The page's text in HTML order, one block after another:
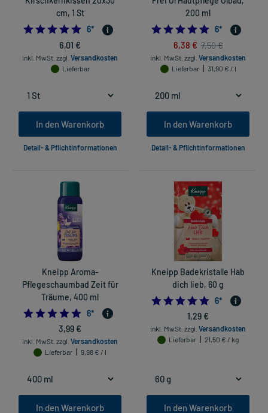
cm, 1 St
5.0
6*
6,01 €
inkl. MwSt. zzgl. Versandkosten
Lieferbar
In den Warenkorb
Detail- & Pflichtinformationen
200 ml
5.0
6*
6,38 € 7,50 €
inkl. MwSt. zzgl. Versandkosten
Lieferbar
31,90 € / l
In den Warenkorb
Detail- & Pflichtinformationen
Kneipp Aroma-
Pflegeschaumbad Zeit für
Träume, 400 ml
4.833333333333333
6*
3,99 €
inkl. MwSt. zzgl. Versandkosten
Lieferbar
9,98 € / l
In den Warenkorb
Kneipp Badekristalle Hab
dich lieb, 60 g
6*
1,29 €
inkl. MwSt. zzgl. Versandkosten
Lieferbar
21,50 € / kg
In den Warenkorb